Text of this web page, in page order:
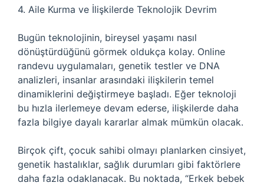
4. Aile Kurma ve İlişkilerde Teknolojik Devrim
Bugün teknolojinin, bireysel yaşamı nasıl
dönüştürdüğünü görmek oldukça kolay. Online
randevu uygulamaları, genetik testler ve DNA
analizleri, insanlar arasındaki ilişkilerin temel
dinamiklerini değiştirmeye başladı. Eğer teknoloji
bu hızla ilerlemeye devam ederse, ilişkilerde daha
fazla bilgiye dayalı kararlar almak mümkün olacak.
Birçok çift, çocuk sahibi olmayı planlarken cinsiyet,
genetik hastalıklar, sağlık durumları gibi faktörlere
daha fazla odaklanacak. Bu noktada, “Erkek bebek